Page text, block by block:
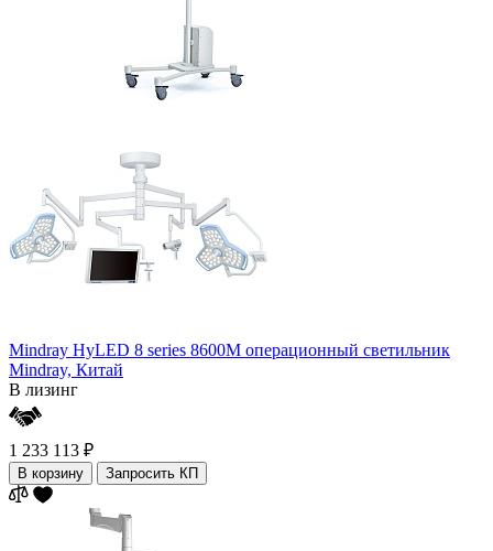
Mindray HyLED 8 series 8600M операционный светильник
Mindray, Китай
В лизинг
1 233 113 ₽
В корзину Запросить КП